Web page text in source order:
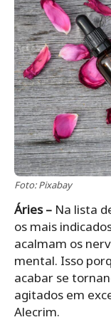
Foto: Pixabay
Áries – Na lista
os mais
acalmam os
mental. Isso
acabar se
agitados em
Alecrim.